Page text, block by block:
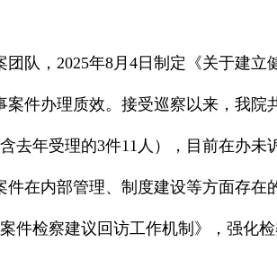
队，2025年8月4日制定《关于建
件办理质效。接受巡察以来，我院
去年受理的3件11人），目前在办
在内部管理、制度建设等方面存
件检察建议回访工作机制》，强化